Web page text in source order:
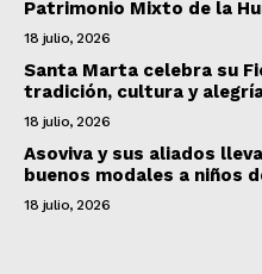
Patrimonio Mixto de la
18 julio, 2026
Santa Marta celebra su
tradición, cultura y
18 julio, 2026
Asoviva y sus aliados
buenos modales a niños
18 julio, 2026